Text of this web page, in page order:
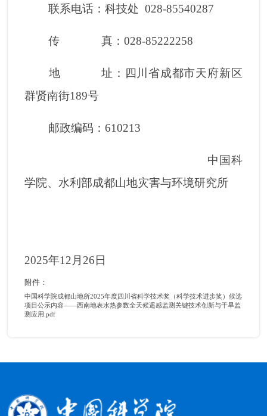
联系电话：科技处 028-85540287
传 真：028-85222258
地 址：四川省成都市天府新区
群贤南街189号
邮政编码：610213
中国科
学院、水利部成都山地灾害与环境研究所
2025年12月26日
附件：
中国科学院成都山地所2025年度四川省科学技术奖（科学技术进步奖）候选
项目公示内容——西南地表水热参数全天候遥感监测关键技术创新与干旱监
测应用.pdf